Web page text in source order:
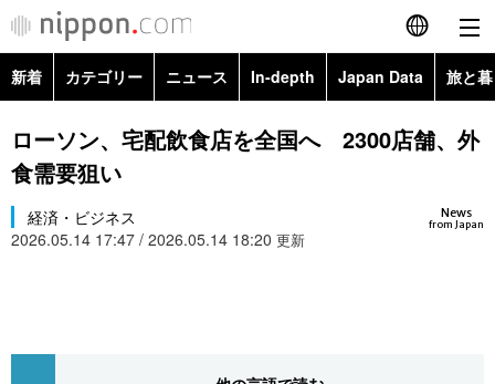
English
简体字
カテゴリー
新着 カテゴリー ニュース In-depth Japan Data 旅と
政治・外交
経済・ビジネス
国際・海外
文化
Topics
ローソン、宅配飲食店を全国へ 2300店舗、外
食需要狙い
News
from Japan
経済・ビジネス
2026.05.14 17:47 / 2026.05.14 18:20 更新